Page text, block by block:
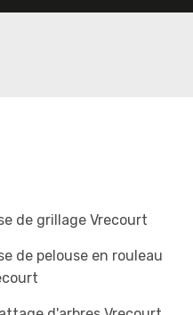
de grillage Vrecourt
de pelouse en rouleau